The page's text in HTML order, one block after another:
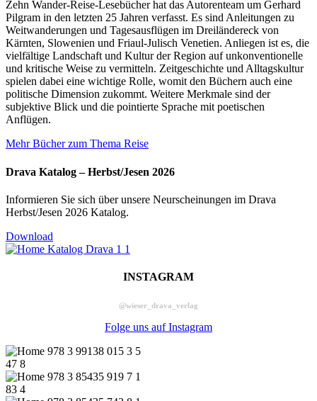
Zehn Wander-Reise-Lesebücher hat das Autorenteam um Gerhard
Pilgram in den letzten 25 Jahren verfasst. Es sind Anleitungen zu
Weitwanderungen und Tagesausflügen im Dreiländereck von
Kärnten, Slowenien und Friaul-Julisch Venetien. Anliegen ist es, die
vielfältige Landschaft und Kultur der Region auf unkonventionelle
und kritische Weise zu vermitteln. Zeitgeschichte und Alltagskultur
spielen dabei eine wichtige Rolle, womit den Büchern auch eine
politische Dimension zukommt. Weitere Merkmale sind der
subjektive Blick und die pointierte Sprache mit poetischen
Anflügen.
Mehr Bücher zum Thema Reise
Drava Katalog – Herbst/Jesen 2026
Informieren Sie sich über unsere Neurscheinungen im Drava
Herbst/Jesen 2026 Katalog.
Download
INSTAGRAM
@wieser_drava_verlag
Folge uns auf Instagram
47 8
83 4